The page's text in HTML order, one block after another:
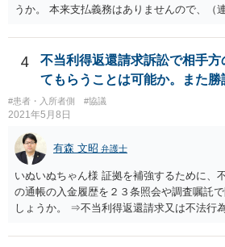
うか。 本来支払義務はありませんので、（
4
不当利得返還請求訴訟で相手方
てもらうことは可能か。また勝
#患者・入所者側 #協議
2021年5月8日
有森 文昭 弁護士
いぬいぬちゃん様 証拠を補強するために、
の通帳の入金履歴を２３条照会や調査嘱託
しょうか。 ⇒不当利得返還請求又は不法行
等を行うことは十分考えられます。もっと